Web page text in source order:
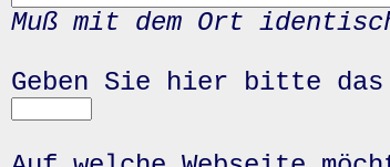
Muß mit dem Ort
Geben Sie hier bitte das